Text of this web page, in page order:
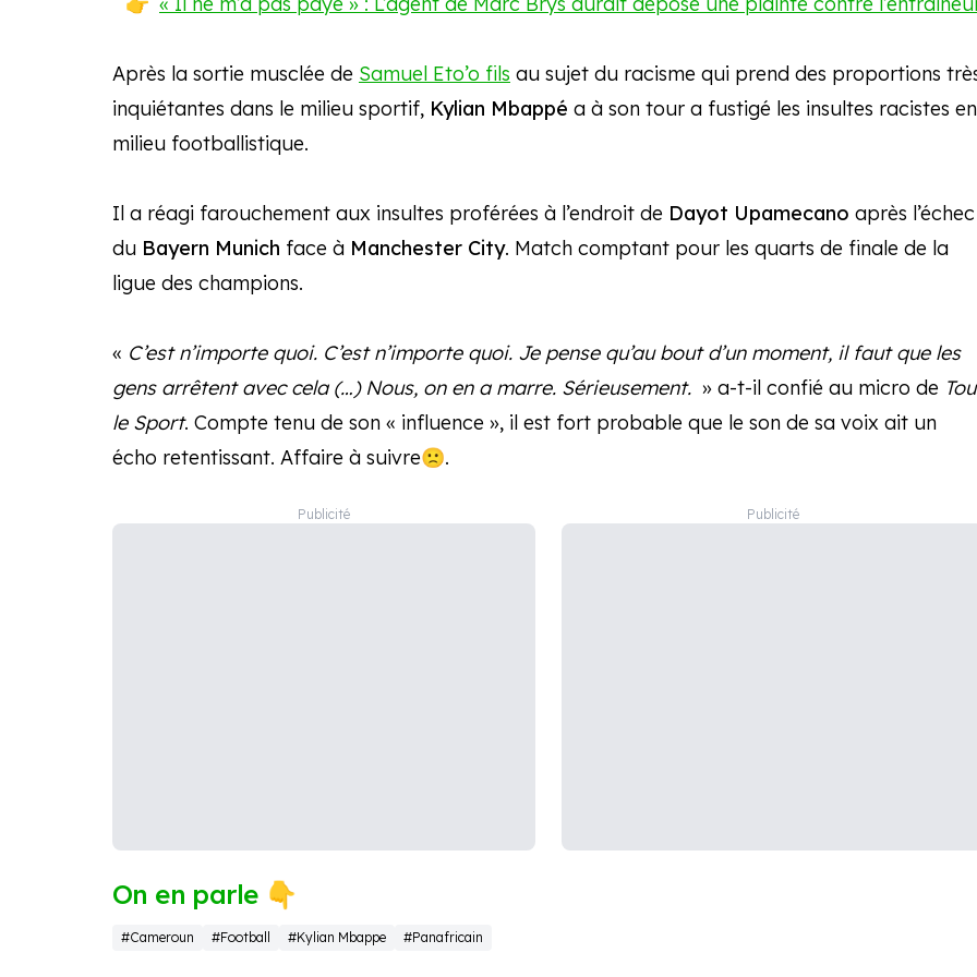
Après la sortie musclée de Samuel Eto’o fils au sujet du racisme qui prend des proportions
inquiétantes dans le milieu sportif, Kylian Mbappé a à son tour a fustigé les insultes racistes en
milieu footballistique.
Il a réagi farouchement aux insultes proférées à l’endroit de Dayot Upamecano après l’échec
du Bayern Munich face à Manchester City. Match comptant pour les quarts de finale de la
ligue des champions.
« C’est n’importe quoi. C’est n’importe quoi. Je pense qu’au bout d’un moment, il faut que les
gens arrêtent avec cela (…) Nous, on en a marre. Sérieusement. » a-t-il confié au micro de
le Sport. Compte tenu de son « influence », il est fort probable que le son de sa voix ait un
écho retentissant. Affaire à suivre🙁.
On en parle 👇
#Cameroun #Football #Kylian Mbappe #Panafricain